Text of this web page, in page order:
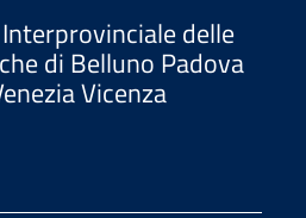
delle
di Belluno Padova
Vicenza